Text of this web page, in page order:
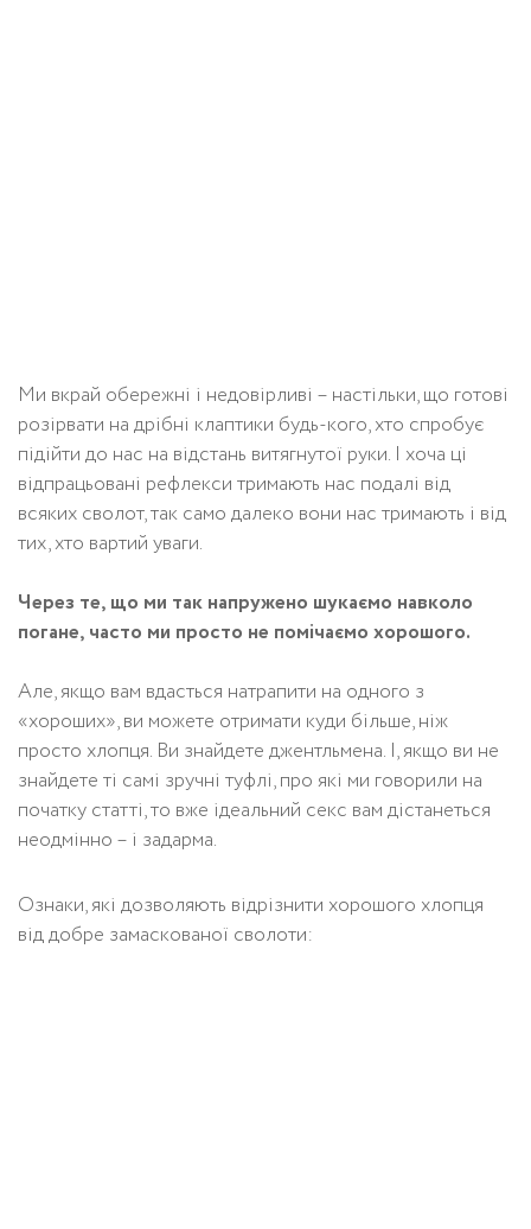
Ми вкрай обережні і недовірливі – настільки, що готові
розірвати на дрібні клаптики будь-кого, хто спробує
підійти до нас на відстань витягнутої руки. І хоча ці
відпрацьовані рефлекси тримають нас подалі від
всяких сволот, так само далеко вони нас тримають і від
тих, хто вартий уваги.
Через те, що ми так напружено шукаємо навколо
погане, часто ми просто не помічаємо хорошого.
Але, якщо вам вдасться натрапити на одного з
«хороших», ви можете отримати куди більше, ніж
просто хлопця. Ви знайдете джентльмена. І, якщо ви не
знайдете ті самі зручні туфлі, про які ми говорили на
початку статті, то вже ідеальний секс вам дістанеться
неодмінно – і задарма.
Ознаки, які дозволяють відрізнити хорошого хлопця
від добре замаскованої сволоти: